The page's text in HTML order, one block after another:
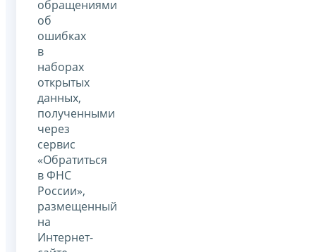
обращениями
об
ошибках
в
наборах
открытых
данных,
полученными
через
сервис
«Обратиться
в ФНС
России»,
размещенный
на
Интернет-